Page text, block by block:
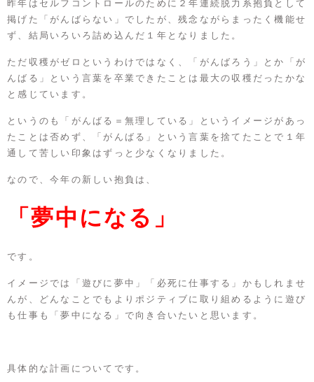
昨年はセルフコントロールのために２年連続脱力系抱負として
掲げた「がんばらない」でしたが、残念ながらまったく機能せ
ず、結局いろいろ詰め込んだ１年となりました。
ただ収穫がゼロというわけではなく、「がんばろう」とか「が
んばる」という言葉を卒業できたことは最大の収穫だったかな
と感じています。
というのも「がんばる＝無理している」というイメージがあっ
たことは否めず、「がんばる」という言葉を捨てたことで１年
通して苦しい印象はずっと少なくなりました。
なので、今年の新しい抱負は、
「夢中になる」
です。
イメージでは「遊びに夢中」「必死に仕事する」かもしれませ
んが、どんなことでもよりポジティブに取り組めるように遊び
も仕事も「夢中になる」で向き合いたいと思います。
具体的な計画についてです。